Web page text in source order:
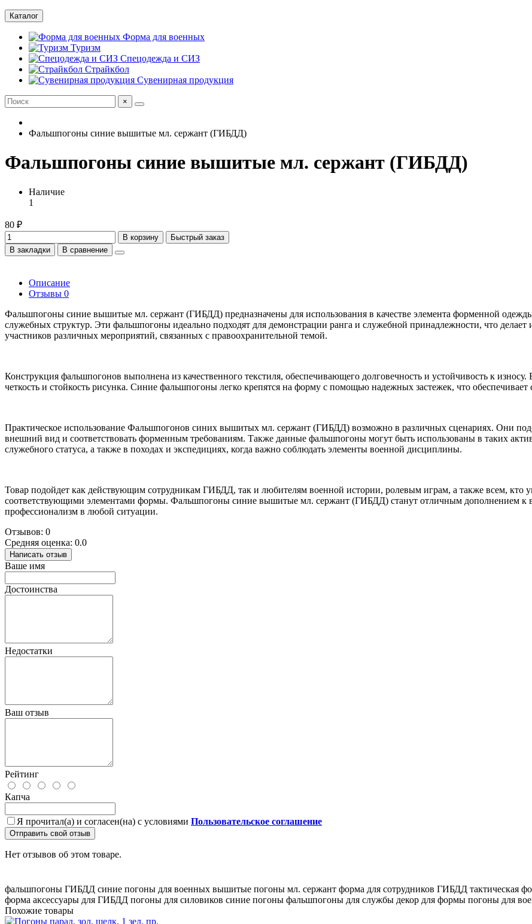
Каталог
Форма для военных
Туризм
Спецодежда и СИЗ
Страйкбол
Сувенирная продукция
×
Фальшпогоны синие вышитые мл. сержант (ГИБДД)
Фальшпогоны синие вышитые мл. сержант (ГИБДД)
Наличие
1
80 ₽
В корзину
Быстрый заказ
В закладки
В сравнение
Описание
Отзывы 0
Фальшпогоны синие вышитые мл. сержант (ГИБДД) предназначены для использования в качестве элемента форменной
служебных структур. Эти фальшпогоны идеально подходят для демонстрации ранга и служебной принадлежности, что
участников различных мероприятий, связанных с правоохранительной темой.
Конструкция фальшпогонов выполнена из качественного текстиля, обеспечивающего долговечность и устойчивость к
четкость и стойкость рисунка. Синие фальшпогоны легко крепятся на форму с помощью надежных застежек, что
Практическое использование Фальшпогонов синих вышитых мл. сержант (ГИБДД) возможно в различных сценариях. Они
внешний вид и соответствовать форменным требованиям. Также данные фальшпогоны могут быть использованы в таких
служебного статуса, а также в походах и экспедициях, когда важно соблюдать элементы военной дисциплины.
Товар подойдет как действующим сотрудникам ГИБДД, так и любителям военной истории, ролевым играм, а также всем, кто
соответствующими элементами формы. Фальшпогоны синие вышитые мл. сержант (ГИБДД) станут отличным дополнением к
профессионализм в любой ситуации.
Отзывов: 0
Средняя оценка: 0.0
Написать отзыв
Ваше имя
Достоинства
Недостатки
Ваш отзыв
Рейтинг
Капча
Я прочитал(а) и согласен(на) с условиями Пользовательское соглашение
Отправить свой отзыв
Нет отзывов об этом товаре.
фальшпогоны ГИБДД синие погоны для военных вышитые погоны мл. сержант форма для сотрудников ГИБДД тактическая
форма аксессуары для ГИБДД погоны для силовиков синие погоны фальшпогоны для службы декор для формы погоны для
Похожие товары